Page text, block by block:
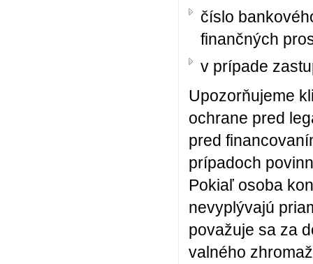
číslo
finančných
v prípade
Upozorňujeme
ochrane pred
pred
prípadoch
Pokiaľ osoba
nevyplývajú
považuje sa za
valného